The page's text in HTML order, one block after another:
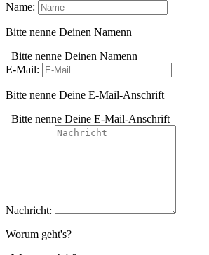
Name:
Bitte nenne Deinen Namenn
Bitte nenne Deinen Namenn
E-Mail:
Bitte nenne Deine E-Mail-Anschrift
Bitte nenne Deine E-Mail-Anschrift
Nachricht:
Worum geht's?